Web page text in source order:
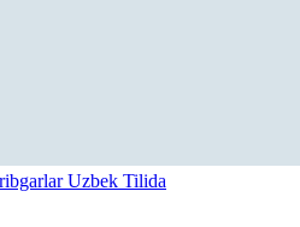
Uzbek Tilida